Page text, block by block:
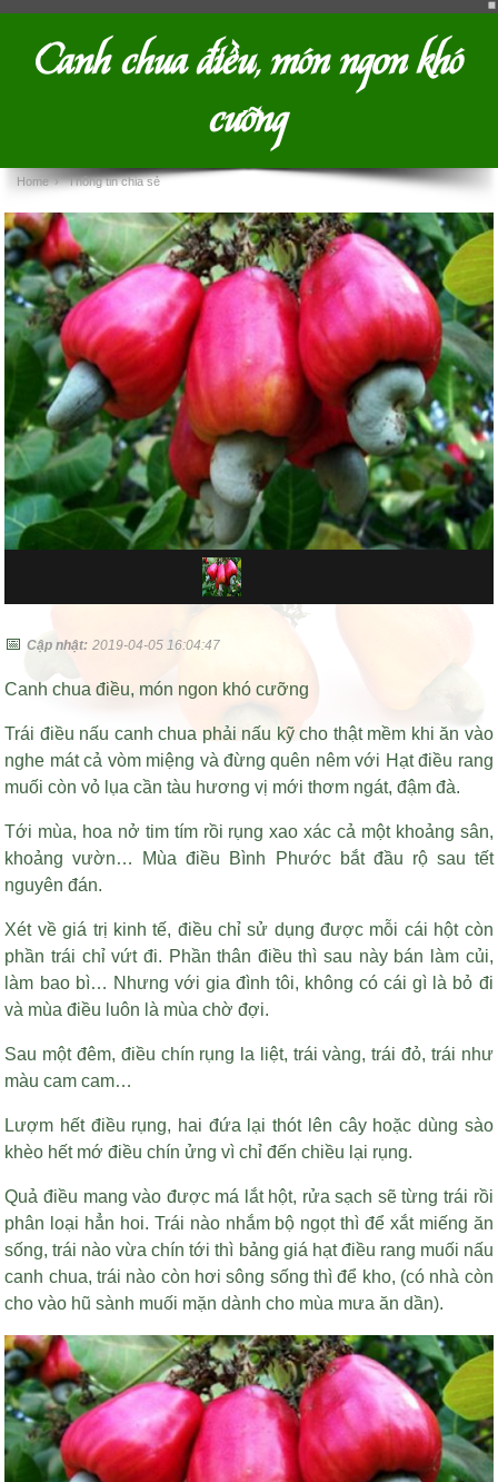
Canh chua điều, món ngon khó
cưỡng
Home › Thông tin chia sẻ
📅Cập nhật: 2019-04-05 16:04:47
Canh chua điều, món ngon khó cưỡng
Trái điều nấu canh chua phải nấu kỹ cho thật mềm khi ăn vào
nghe mát cả vòm miệng và đừng quên nêm với Hạt điều rang
muối còn vỏ lụa cần tàu hương vị mới thơm ngát, đậm đà.
Tới mùa, hoa nở tim tím rồi rụng xao xác cả một khoảng sân,
khoảng vườn… Mùa điều Bình Phước bắt đầu rộ sau tết
nguyên đán.
Xét về giá trị kinh tế, điều chỉ sử dụng được mỗi cái hột còn
phần trái chỉ vứt đi. Phần thân điều thì sau này bán làm củi,
làm bao bì… Nhưng với gia đình tôi, không có cái gì là bỏ đi
và mùa điều luôn là mùa chờ đợi.
Sau một đêm, điều chín rụng la liệt, trái vàng, trái đỏ, trái như
màu cam cam…
Lượm hết điều rụng, hai đứa lại thót lên cây hoặc dùng sào
khèo hết mớ điều chín ửng vì chỉ đến chiều lại rụng.
Quả điều mang vào được má lắt hột, rửa sạch sẽ từng trái rồi
phân loại hẳn hoi. Trái nào nhắm bộ ngọt thì để xắt miếng ăn
sống, trái nào vừa chín tới thì bảng giá hạt điều rang muối nấu
canh chua, trái nào còn hơi sông sống thì để kho, (có nhà còn
cho vào hũ sành muối mặn dành cho mùa mưa ăn dần).